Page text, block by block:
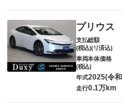
プリウス
支払総額
(税込)(リ済込)
車両本体価格
(税込)
年式2025(令
走行0.1万km